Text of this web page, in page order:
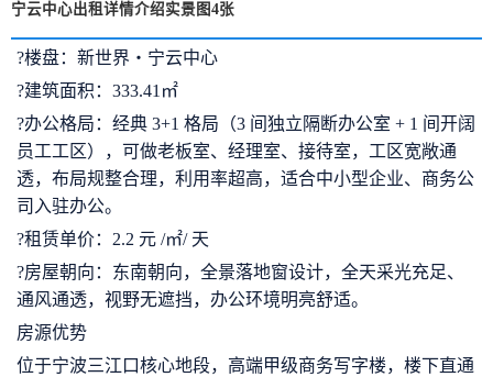
宁云中心出租详情介绍实景图4张
?楼盘：新世界・宁云中心
?建筑面积：333.41㎡
?办公格局：经典 3+1 格局（3 间独立隔断办公室 + 1 间开阔
员工工区），可做老板室、经理室、接待室，工区宽敞通
透，布局规整合理，利用率超高，适合中小型企业、商务公
司入驻办公。
?租赁单价：2.2 元 /㎡/ 天
?房屋朝向：东南朝向，全景落地窗设计，全天采光充足、
通风通透，视野无遮挡，办公环境明亮舒适。
房源优势
位于宁波三江口核心地段，高端甲级商务写字楼，楼下直通